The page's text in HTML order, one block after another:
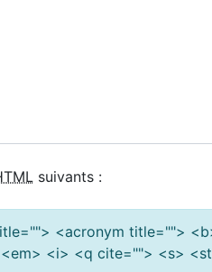
suivants :
<acronym title="">
<i> <q cite=""> <s>